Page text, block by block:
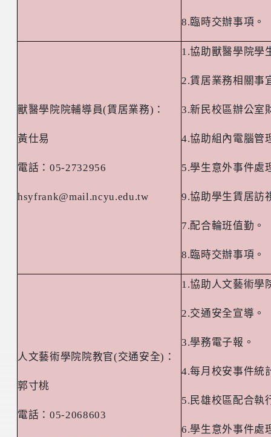
8.臨時交辦事項。
獸醫學院院輔導員(賃居業務) ：
黃仕易
電話：05-2732956
hsyfrank@mail.ncyu.edu.tw
1.協助獸醫學院學
2.賃居業務相關事
3.新民校區辦公室
4.協助組內電腦管
5.學生意外事件處
9.協助學生賃居訪
7.配合輪班值勤。
8.臨時交辦事項。
人文藝術學院院教官(交通安全) ：
郭寸桃
電話：05-2068603
1.協助人文藝術學
2.交通安全宣導。
3.學務電子報。
4.每月校安事件統
5. 民雄校區配合執
6.學生意外事件處